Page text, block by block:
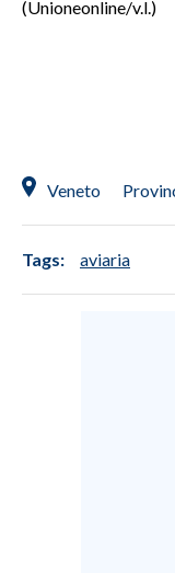
(Unioneonline/v.l.)
Veneto
Tags: aviaria